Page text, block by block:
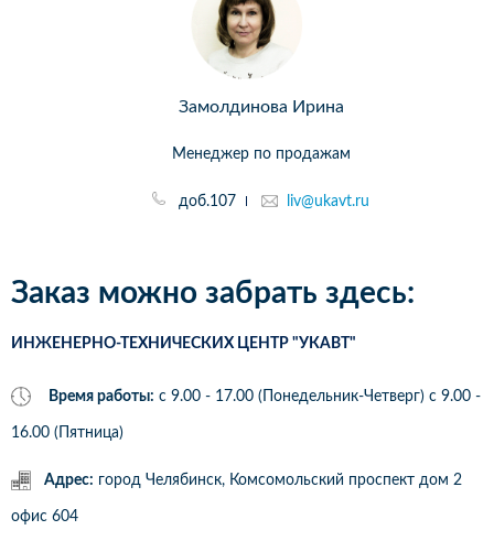
Замолдинова Ирина
Менеджер по продажам
доб.107 liv@ukavt.ru
Заказ можно забрать здесь:
ИНЖЕНЕРНО-ТЕХНИЧЕСКИХ ЦЕНТР "УКАВТ"
Время работы: с 9.00 - 17.00 (Понедельник-Четверг) c 9.00 -
16.00 (Пятница)
Адрес: город Челябинск, Комсомольский проспект дом 2
офис 604